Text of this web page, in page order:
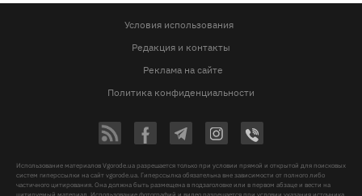
Условия использования
Редакция и контакты
Реклама на сайте
Политика конфиденциальности
Использование материалов Vgorode.ua разрешается только при условии прямой и открытой для поисковых
систем гиперссылки на сайт vgorode.ua. Гиперссылка обязательна вне зависимости от полного либо
частичного цитирования. Она должна быть размещена в подзаголовке или в первом абзаце и вести на
цитируемый материал. Использование фотографий и видео разрешается при условии указания источника